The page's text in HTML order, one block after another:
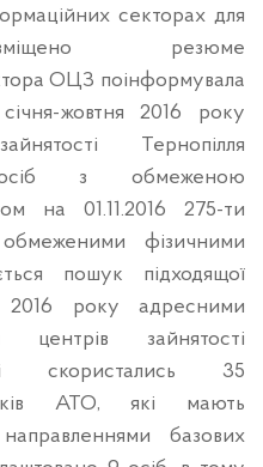
секторах для
резюме
ОЦЗ поінформувала
жовтня 2016 року
Тернопілля
з обмеженою
на 01.11.2016 275-ти
фізичними
пошук підходящої
2016 року адресними
центрів зайнятості
скористались 35
АТО, які мають
базових